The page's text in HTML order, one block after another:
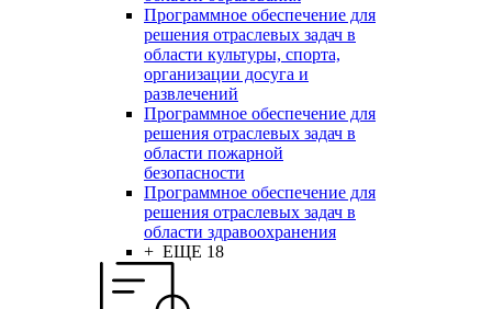
Программное обеспечение для
решения отраслевых задач в
области культуры, спорта,
организации досуга и
развлечений
Программное обеспечение для
решения отраслевых задач в
области пожарной
безопасности
Программное обеспечение для
решения отраслевых задач в
области здравоохранения
+ ЕЩЕ 18